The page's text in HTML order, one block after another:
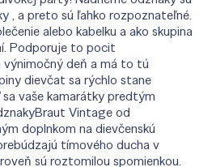
, a preto sú ľahko rozpoznateľné.
alebo kabelku a ako skupina
Podporuje to pocit
deň a má to tú
dievčat sa rýchlo stane
vaše kamarátky predtým
Vintage od
doplnkom na dievčenskú
tímového ducha v
sú roztomilou spomienkou.